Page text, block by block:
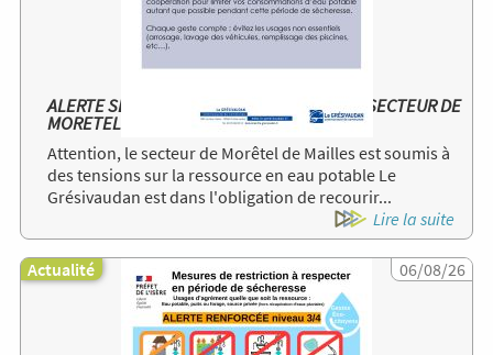
ALERTE SECHERESSE RESSOURCE EN EAU SECTEUR DE
MORETEL DE MAILLES
Attention, le secteur de Morêtel de Mailles est soumis à
des tensions sur la ressource en eau potable Le
Grésivaudan est dans l'obligation de recourir...
Lire la suite
Image
Actualité 06/08/26